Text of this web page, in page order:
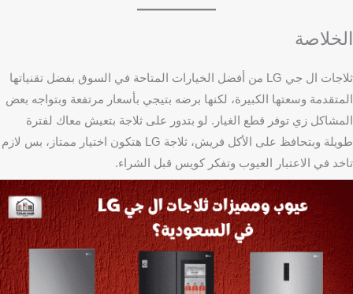
الخلاصة
ثلاجات ال جي LG من أفضل الخيارات المتاحة في السوق بفضل تقنياتها
المتقدمة وسعتها الكبيرة، لكنها برضه بتيجي بأسعار مرتفعة وبتواجه بعض
المشاكل زي توفر قطع الغيار. لو بتدور على ثلاجة بتعيش معاك لفترة
طويلة وبتحافظ على الأكل فريش، ثلاجة LG هتكون اختيار ممتاز، بس لازم
تاخد في الاعتبار العيوب وتفكر كويس قبل الشراء.